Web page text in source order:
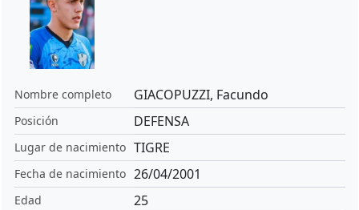
Nombre completo GIACOPUZZI, Facundo
Posición DEFENSA
Lugar de nacimiento TIGRE
Fecha de nacimiento 26/04/2001
Edad 25